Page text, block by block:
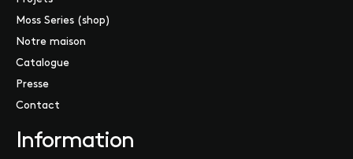
Moss Series (shop)
Notre maison
Catalogue
Presse
Contact
Information